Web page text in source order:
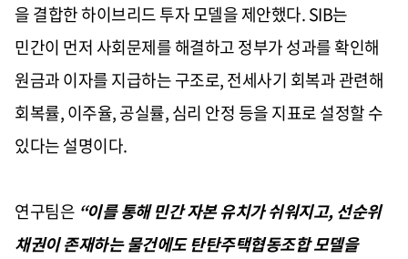
을 결합한 하이브리드 투자 모델을 제안했다. SIB는
민간이 먼저 사회문제를 해결하고 정부가 성과를 확인해
원금과 이자를 지급하는 구조로, 전세사기 회복과 관련해
회복률, 이주율, 공실률, 심리 안정 등을 지표로 설정할 수
있다는 설명이다.
연구팀은 “이를 통해 민간 자본 유치가 쉬워지고, 선순위
채권이 존재하는 물건에도 탄탄주택협동조합 모델을